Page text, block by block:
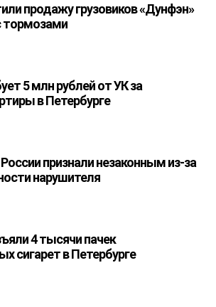
продажу грузовиков «Дунфэн»
тормозами
5 млн рублей от УК за
в Петербурге
признали незаконным из-за
нарушителя
4 тысячи пачек
сигарет в Петербурге